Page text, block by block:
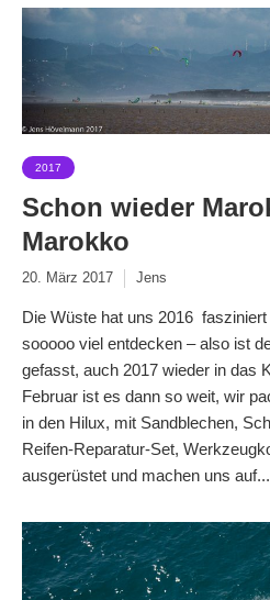
2017
Schon wieder
Marokko
20. März 2017 Jens
Die Wüste hat uns 2016
sooooo viel entdecken – also ist
gefasst, auch 2017 wieder in das
Februar ist es dann so weit, wir
in den Hilux, mit Sandblechen,
Reifen-Reparatur-Set,
ausgerüstet und machen uns auf...